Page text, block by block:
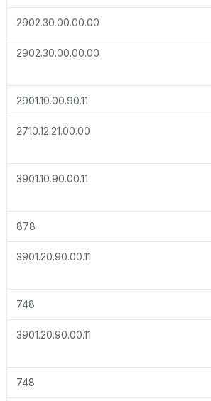
2902.30.00.00.00
2902.30.00.00.00
2901.10.00.90.11
2710.12.21.00.00
3901.10.90.00.11
878
3901.20.90.00.11
748
3901.20.90.00.11
748